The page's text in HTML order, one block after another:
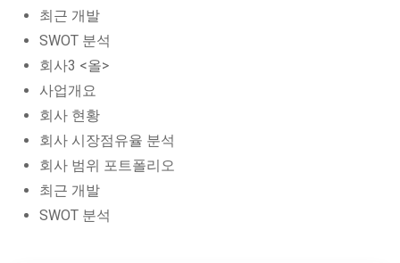
최근 개발
SWOT 분석
회사3 <올>
사업개요
회사 현황
회사 시장점유율 분석
회사 범위 포트폴리오
최근 개발
SWOT 분석